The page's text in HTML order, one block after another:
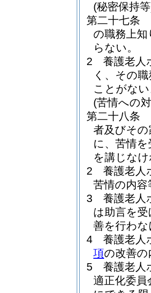
(秘密保持
第二十七条
の職務上
らない。
2
養護老人
く、その
ことがな
(苦情への
第二十八条
者及びそ
に、苦情
を講じな
2
養護老人
苦情の内
3
養護老人
は助言を
善を行わ
4
養護老人
項の改善
5
養護老人
適正化委員